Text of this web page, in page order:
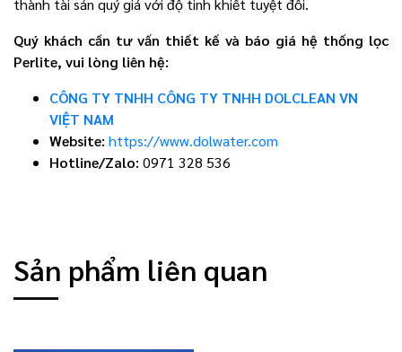
thành tài sản quý giá với độ tinh khiết tuyệt đối.
Quý khách cần tư vấn thiết kế và báo giá hệ thống lọc
Perlite, vui lòng liên hệ:
CÔNG TY TNHH CÔNG TY TNHH DOLCLEAN VN
VIỆT NAM
Website: https://www.dolwater.com
Hotline/Zalo: 0971 328 536
Sản phẩm liên quan